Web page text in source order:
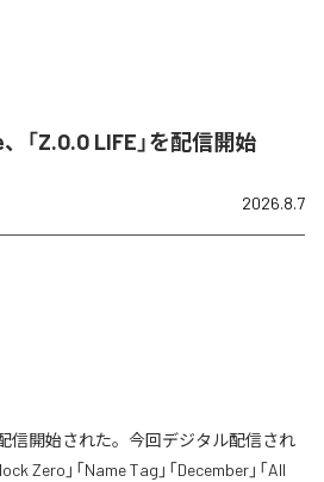
「Z.O.O LIFE」を配信開始
2026.8.7
配信開始された。今回デジタル配信され
Zero」「Name Tag」「December」「All